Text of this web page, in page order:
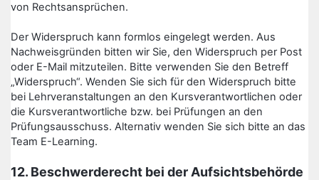
von Rechtsansprüchen.
Der Widerspruch kann formlos eingelegt werden. Aus
Nachweisgründen bitten wir Sie, den Widerspruch per Post
oder E-Mail mitzuteilen. Bitte verwenden Sie den Betreff
„Widerspruch“. Wenden Sie sich für den Widerspruch bitte
bei Lehrveranstaltungen an den Kursverantwortlichen oder
die Kursverantwortliche bzw. bei Prüfungen an den
Prüfungsausschuss. Alternativ wenden Sie sich bitte an das
Team E-Learning.
12. Beschwerderecht bei der Aufsichtsbehörde